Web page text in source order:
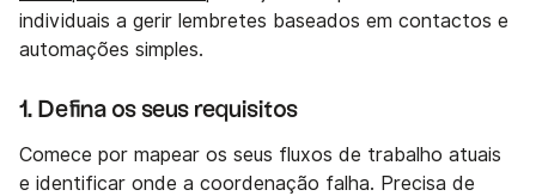
individuais a gerir lembretes baseados em contactos e
automações simples.
1. Defina os seus requisitos
Comece por mapear os seus fluxos de trabalho atuais
e identificar onde a coordenação falha. Precisa de